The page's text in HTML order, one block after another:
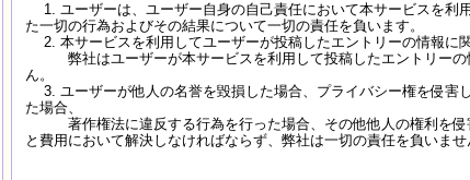
1. ユーザーは、ユーザー自身の自己責任において本サービスを利
た一切の行為およびその結果について一切の責任を負います。
2. 本サービスを利用してユーザーが投稿したエントリーの情報に
弊社はユーザーが本サービスを利用して投稿したエントリーの
ん。
3. ユーザーが他人の名誉を毀損した場合、プライバシー権を侵害
た場合、
著作権法に違反する行為を行った場合、その他他人の権利を侵
と費用において解決しなければならず、弊社は一切の責任を負いませ